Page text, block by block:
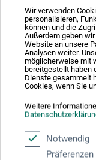
Wir verwenden
personalisieren,
können und die
Außerdem geben
Website an unsere
Analysen weiter.
möglicherweise mit
bereitgestellt haben
Dienste gesammelt
Cookies, wenn Sie
Weitere
Notwendig
Präferenzen
Bayha
Klingen für
6,60 EUR
zzgl. Versandkosten